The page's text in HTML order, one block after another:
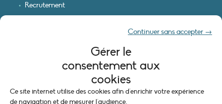
Gérer le
consentement aux
cookies
Ce site internet utilise des cookies afin d'enrichir votre expérience
de navigation et de mesurer l'audience.
Continuer sans accepter →
Recrutement
INFORMATIONS LÉGALES
Mentions légales
Politique de cookies (UE)